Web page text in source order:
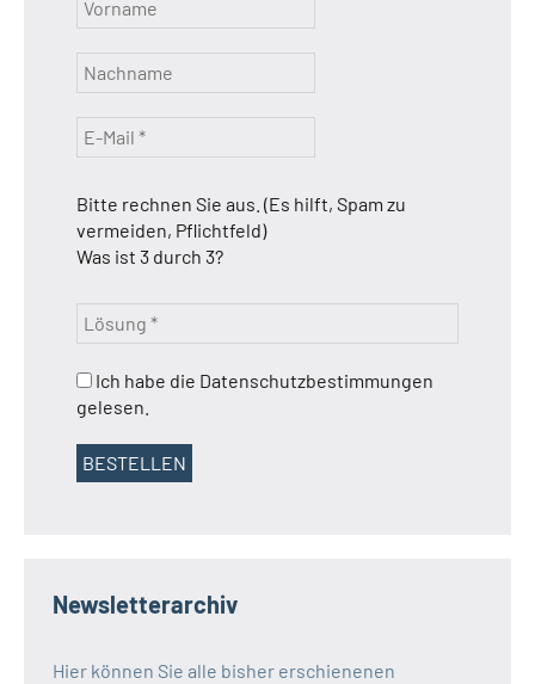
Bitte rechnen Sie aus. (Es hilft, Spam zu
vermeiden, Pflichtfeld)
Was ist 3 durch 3?
Ich habe die Datenschutzbestimmungen
gelesen.
Newsletterarchiv
Hier können Sie alle bisher erschienenen